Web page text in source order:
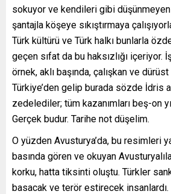
sokuyor ve kendileri gibi
şantajla köşeye sıkıştırmaya
Türk kültürü ve Türk halkı bunlarla
geçen sıfat da bu haksızlığı içeriyor.
örnek, aklı başında, çalışkan ve dürüst
Türkiye’den gelip burada sözde İdris
zedelediler; tüm kazanımları beş-on
Gerçek budur. Tarihe not düşelim.
O yüzden Avusturya’da, bu resimleri
basında gören ve okuyan
korku, hatta tiksinti oluştu. Türkler
basacak ve terör estirecek insanlardı.